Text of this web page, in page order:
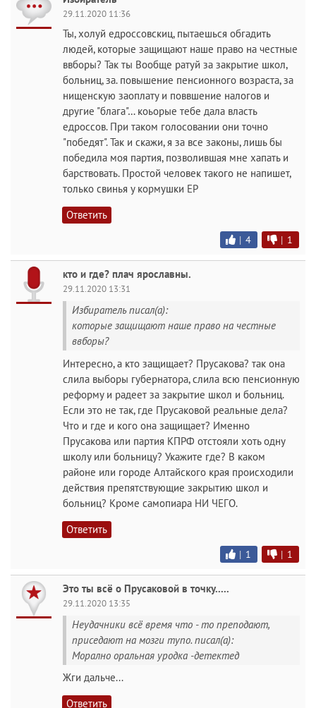
29.11.2020 11:36
Ты, холуй едроссовскиц, пытаешься обгадить
людей, которые защищают наше право на честные
ввборы? Так ты Вообще ратуй за закрытие школ,
больниц, за. повышение пенсионного возраста, за
нищенскую заоплату и поввшение налогов и
другие "блага"… коьорые тебе дала власть
едроссов. При таком голосовании они точно
"победят". Так и скажи, я за все законы, лишь бы
победила моя партия, позволившая мне хапать и
барствовать. Простой человек такого не напишет,
только свинья у кормушки ЕР
Ответить
| 4 | 1
кто и где? плач ярославны.
29.11.2020 13:31
Избиратель писал(а):
которые защищают наше право на честные
ввборы?
Интересно, а кто защищает? Прусакова? так она
слила выборы губернатора, слила всю пенсионную
реформу и радеет за закрытие школ и больниц.
Если это не так, где Прусаковой реальные дела?
Что и где и кого она защищает? Именно
Прусакова или партия КПРФ отстояли хоть одну
школу или больницу? Укажите где? В каком
районе или городе Алтайского края происходили
действия препятствующие закрытию школ и
больниц? Кроме самопиара НИ ЧЕГО.
Ответить
| 1 | 1
Это ты всё о Прусаковой в точку.....
29.11.2020 13:35
Неудачники всё время что - то преподают,
приседают на мозги тупо. писал(а):
Морално оральная уродка -детектед
Жги дальче...
Ответить